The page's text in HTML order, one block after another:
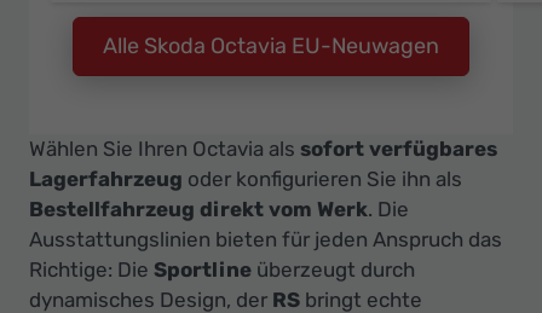
Alle Skoda Octavia EU-Neuwagen
Wählen Sie Ihren Octavia als sofort verfügbares
Lagerfahrzeug oder konfigurieren Sie ihn als
Bestellfahrzeug direkt vom Werk. Die
Ausstattungslinien bieten für jeden Anspruch das
Richtige: Die Sportline überzeugt durch
dynamisches Design, der RS bringt echte